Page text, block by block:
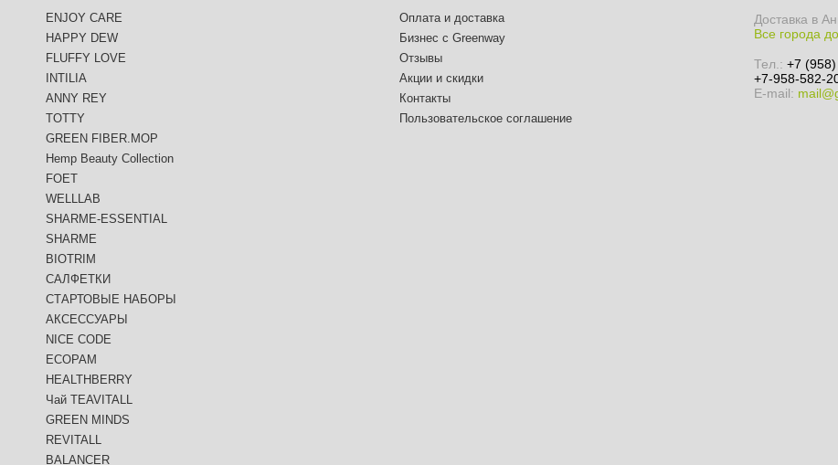
ENJOY CARE
HAPPY DEW
FLUFFY LOVE
INTILIA
ANNY REY
TOTTY
GREEN FIBER.MOP
Hemp Beauty Collection
FOET
WELLLAB
SHARME-ESSENTIAL
SHARME
BIOTRIM
САЛФЕТКИ
СТАРТОВЫЕ НАБОРЫ
АКСЕССУАРЫ
NICE CODE
ECOPAM
HEALTHBERRY
Чай TEAVITALL
GREEN MINDS
REVITALL
BALANCER
Оплата и доставка
Бизнес с Greenway
Отзывы
Акции и скидки
Контакты
Пользовательское соглашение
Доставка в
Все города
Тел.: +7
+7-958-582-
E-mail: